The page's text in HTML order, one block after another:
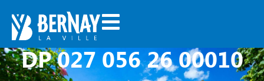
DP 027 056 26 00010